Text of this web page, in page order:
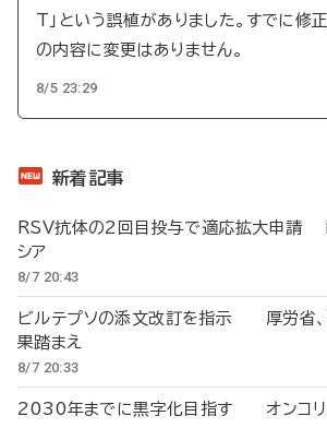
T」という誤植がありました。すでに修
の内容に変更はありません。
8/5 23:29
新着記事
RSV抗体の2回目投与で適応拡大申請
シア
8/7 20:43
ビルテプソの添文改訂を指示 厚労省
果踏まえ
8/7 20:33
2030年までに黒字化目指す オンコリ